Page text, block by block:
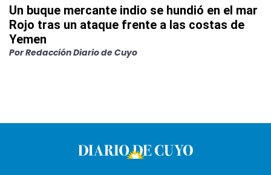
Un buque mercante indio se hundió en el mar
Rojo tras un ataque frente a las costas de
Yemen
PorRedacción Diario de Cuyo